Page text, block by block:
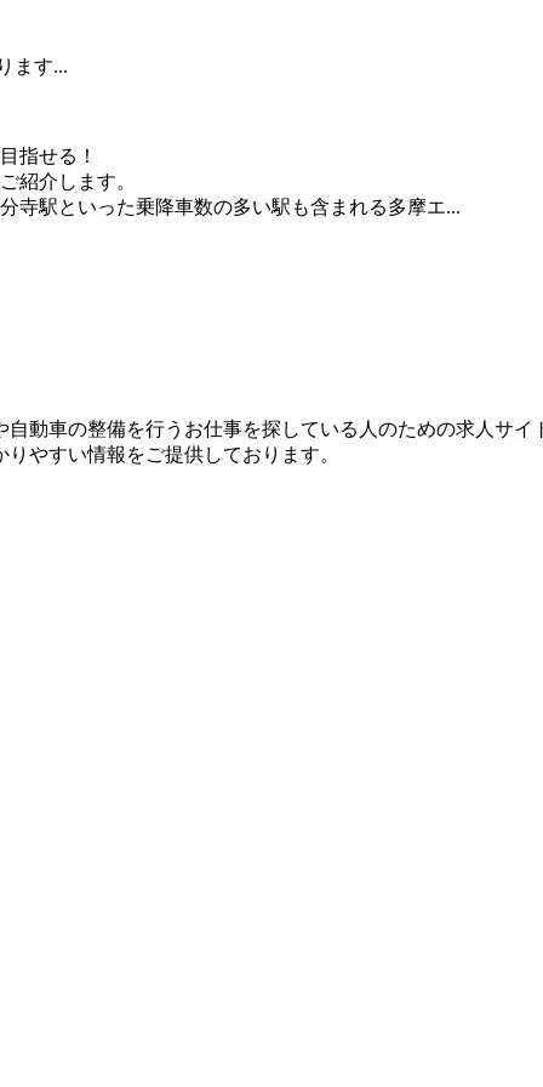
ます...
指せる！
紹介します。
寺駅といった乗降車数の多い駅も含まれる多摩エ...
動車の整備を行うお仕事を探している人のための求人サイ
やすい情報をご提供しております。